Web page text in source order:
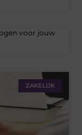
voor jouw
ZAKELIJK